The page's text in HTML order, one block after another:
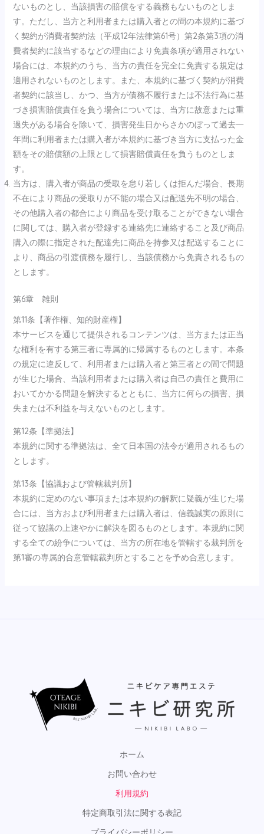
ないものとし、当該損害の賠償をする義務もないものとしま
す。ただし、当方と利用者または購入者との間の本規約に基づ
く契約が消費者契約法（平成12年法律第61号）第2条第3項の消
費者契約に該当するなどの理由により免責条項が適用されない
場合には、本規約のうち、当方の責任を完全に免責する規定は
適用されないものとします。また、本規約に基づく契約が消費
者契約に該当し、かつ、当方が債務不履行または不法行為に基
づき損害賠償責任を負う場合については、当方に故意または重
過失がある場合を除いて、損害発生日からさかのぼって過去一
年間に利用者または購入者が本規約に基づき当方に支払った金
額をその賠償額の上限として損害賠償責任を負うものとしま
す。
当方は、購入者が商品の受取を怠り若しくは拒んだ場合、長期
不在により商品の受取りが不能の場合又は配送先不明の場合、
その他購入者の都合により商品を受け取ることができない場合
に関しては、購入者が登録する連絡先に連絡すること及び商品
購入の際に指定された配達先に商品を持参又は配送することに
より、商品の引渡債務を履行し、当該債務から免責されるもの
とします。
第6章 雑則
第11条【著作権、知的財産権】
本サービスを通じて提供されるコンテンツは、当方または正当
な権利を有する第三者に専属的に帰属するものとします。本条
の規定に違反して、利用者または購入者と第三者との間で問題
が生じた場合、当該利用者または購入者は自己の責任と費用に
おいてかかる問題を解決するとともに、当方に何らの損害、損
失または不利益を与えないものとします。
第12条【準拠法】
本規約に関する準拠法は、全て日本国の法令が適用されるもの
とします。
第13条【協議および管轄裁判所】
本規約に定めのない事項または本規約の解釈に疑義が生じた場
合には、当方および利用者または購入者は、信義誠実の原則に
従って協議の上速やかに解決を図るものとします。本規約に関
する全ての紛争については、当方の所在地を管轄する裁判所を
第1審の専属的合意管轄裁判所とすることを予め合意します。
ホーム
お問い合わせ
利用規約
特定商取引法に関する表記